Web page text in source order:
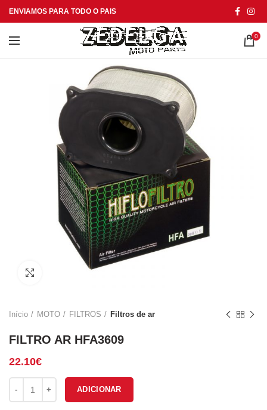
ENVIAMOS PARA TODO O PAIS
0
Click to enlarge
Início MOTO FILTROS Filtros de ar
FILTRO AR HFA3609
22.10€
ADICIONAR